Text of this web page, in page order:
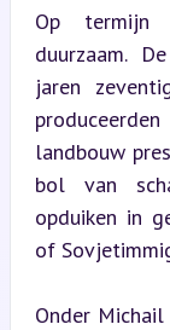
Op termijn
duurzaam.
jaren
landbouw
bol van
opduiken in
of
Onder